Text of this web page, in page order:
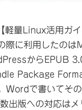
量Linux活用ガ
際に利用したの
からEPUB
Package
Wordで書いてそ
出版への対応は